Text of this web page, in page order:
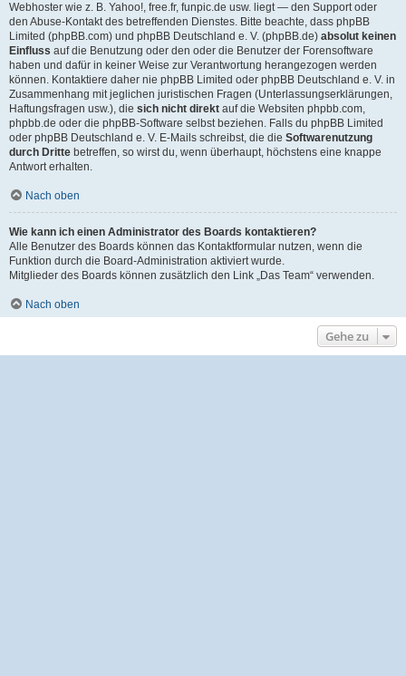
Webhoster wie z. B. Yahoo!, free.fr, funpic.de usw. liegt — den Support oder
den Abuse-Kontakt des betreffenden Dienstes. Bitte beachte, dass phpBB
Limited (phpBB.com) und phpBB Deutschland e. V. (phpBB.de) absolut keinen
Einfluss auf die Benutzung oder den oder die Benutzer der Forensoftware
haben und dafür in keiner Weise zur Verantwortung herangezogen werden
können. Kontaktiere daher nie phpBB Limited oder phpBB Deutschland e. V. in
Zusammenhang mit jeglichen juristischen Fragen (Unterlassungserklärungen,
Haftungsfragen usw.), die sich nicht direkt auf die Websiten phpbb.com,
phpbb.de oder die phpBB-Software selbst beziehen. Falls du phpBB Limited
oder phpBB Deutschland e. V. E-Mails schreibst, die die Softwarenutzung
durch Dritte betreffen, so wirst du, wenn überhaupt, höchstens eine knappe
Antwort erhalten.
Nach oben
Wie kann ich einen Administrator des Boards kontaktieren?
Alle Benutzer des Boards können das Kontaktformular nutzen, wenn die
Funktion durch die Board-Administration aktiviert wurde.
Mitglieder des Boards können zusätzlich den Link „Das Team“ verwenden.
Nach oben
Gehe zu